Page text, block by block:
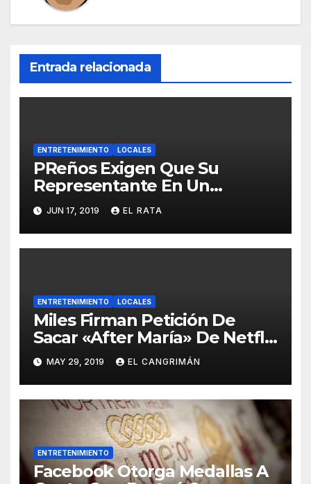
Entrada relacionada
ENTRETENIMIENTO LOCALES
PReños Exigen Que Su
Representante En Un
Concurso Superficial E
Irrelevante Sea «Boricua De
Pura Cepa»
JUN 17, 2019 EL RATA
ENTRETENIMIENTO LOCALES
Miles Firman Petición De
Sacar «After María» De Netflix
Porque El Documental No
Trata Sobre Lo Que Ellos
Quieren Que Trate
MAY 29, 2019 EL CANGRIMÁN
ENTRETENIMIENTO
Facebook Otorga Medallas A